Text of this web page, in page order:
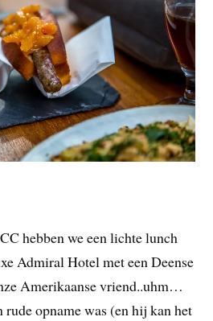
hebben we een lichte lunch
Admiral Hotel met een Deense
Amerikaanse vriend..uhm…
opname was (en hij kan het